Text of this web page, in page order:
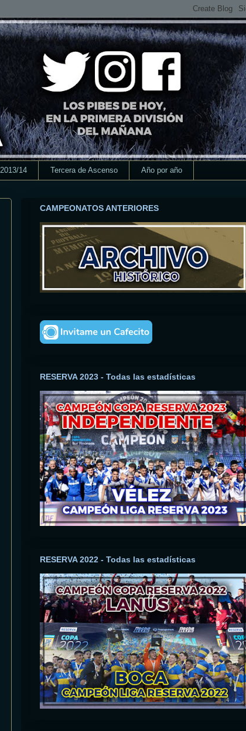
2013/14 Tercera de Ascenso Año por año
CAMPEONATOS ANTERIORES
RESERVA 2023 - Todas las estadísticas
RESERVA 2022 - Todas las estadísticas